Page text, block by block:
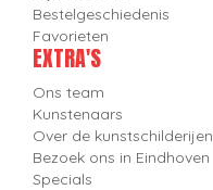
Bestelgeschiedenis
Favorieten
EXTRA'S
Ons team
Kunstenaars
Over de kunstschilderijen
Bezoek ons in Eindhoven
Specials